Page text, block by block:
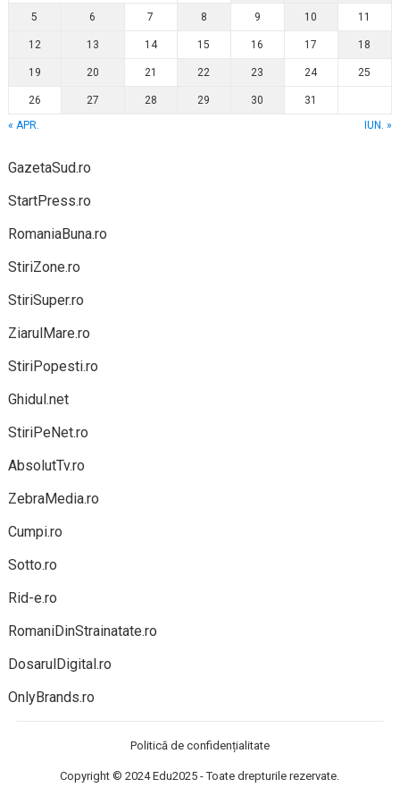
5 6 7 8 9 10 11
12 13 14 15 16 17 18
19 20 21 22 23 24 25
26 27 28 29 30
31
« APR.
IUN. »
GazetaSud.ro
StartPress.ro
RomaniaBuna.ro
StiriZone.ro
StiriSuper.ro
ZiarulMare.ro
StiriPopesti.ro
Ghidul.net
StiriPeNet.ro
AbsolutTv.ro
ZebraMedia.ro
Cumpi.ro
Sotto.ro
Rid-e.ro
RomaniDinStrainatate.ro
DosarulDigital.ro
OnlyBrands.ro
Politică de confidențialitate
Copyright © 2024Edu2025 - Toate drepturile rezervate.